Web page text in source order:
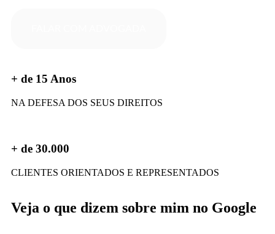
+ de 15 Anos
NA DEFESA DOS SEUS DIREITOS
+ de 30.000
CLIENTES ORIENTADOS E REPRESENTADOS
Veja o que dizem sobre mim no Google